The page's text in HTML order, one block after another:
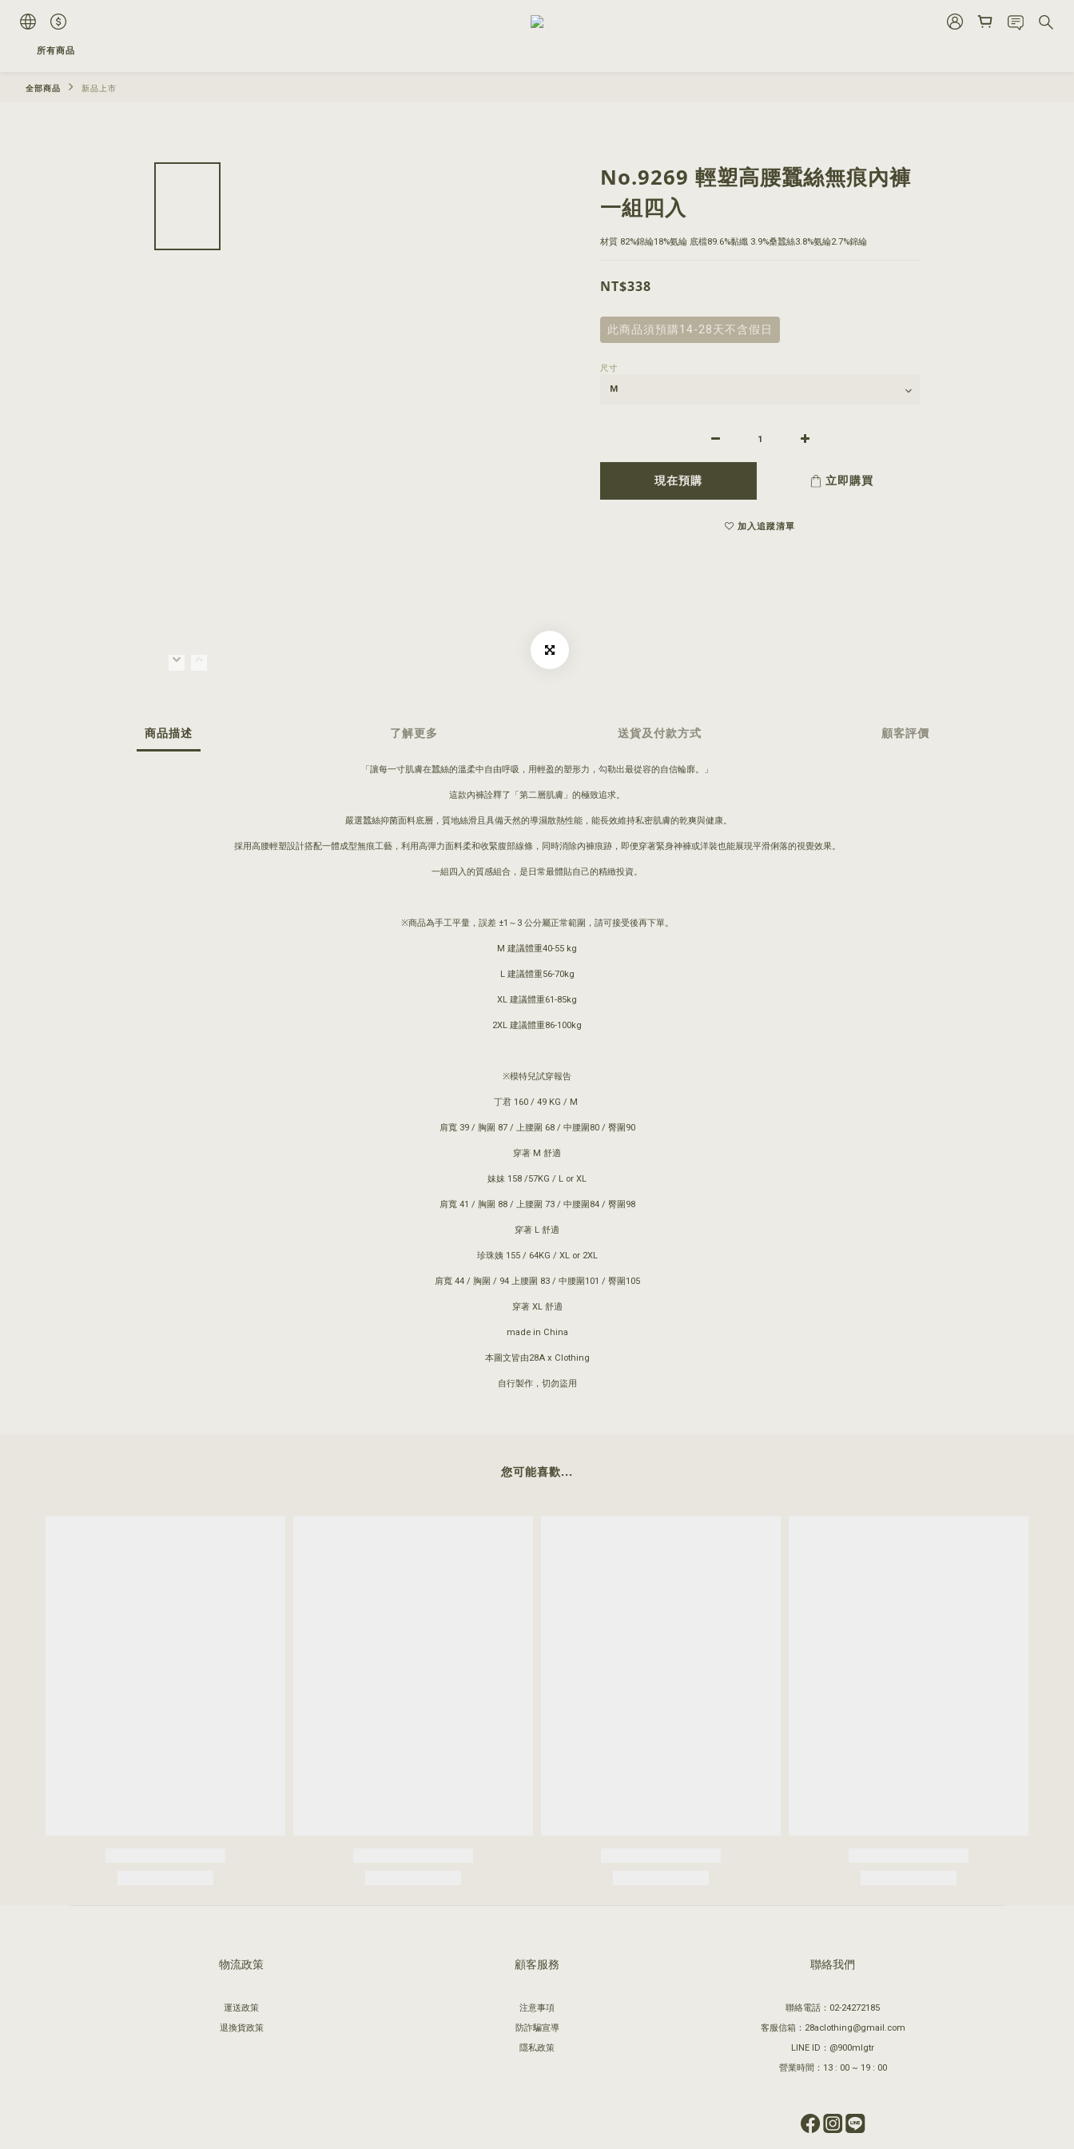
所有商品
全部商品 新品上市
No.9269 輕塑高腰蠶絲無痕內褲
一組四入
材質 82%錦綸18%氨綸 底檔89.6%黏纖 3.9%桑蠶絲3.8%氨綸2.7%錦綸
NT$338
此商品須預購14-28天不含假日
尺寸
現在預購 立即購買
加入追蹤清單
商品描述 了解更多 送貨及付款方式 顧客評價
「讓每一寸肌膚在蠶絲的溫柔中自由呼吸，用輕盈的塑形力，勾勒出最從容的自信輪廓。」
這款內褲詮釋了「第二層肌膚」的極致追求。
嚴選蠶絲抑菌面料底層，質地絲滑且具備天然的導濕散熱性能，能長效維持私密肌膚的乾爽與健康。
採用高腰輕塑設計搭配一體成型無痕工藝，利用高彈力面料柔和收緊腹部線條，同時消除內褲痕跡，即便穿著緊身神褲或洋裝也能展現平滑俐落的視覺效果。
一組四入的質感組合，是日常最體貼自己的精緻投資。
※商品為手工平量，誤差 ±1～3 公分屬正常範圍，請可接受後再下單。
M 建議體重40-55 kg
L 建議體重56-70kg
XL 建議體重61-85kg
2XL 建議體重86-100kg
※模特兒試穿報告
丁君 160 / 49 KG / M
肩寬 39 / 胸圍 87 / 上腰圍 68 / 中腰圍80 / 臀圍90
穿著 M 舒適
妹妹 158 /57KG / L or XL
肩寬 41 / 胸圍 88 / 上腰圍 73 / 中腰圍84 / 臀圍98
穿著 L 舒適
珍珠姨 155 / 64KG / XL or 2XL
肩寬 44 / 胸圍 / 94 上腰圍 83 / 中腰圍101 / 臀圍105
穿著 XL 舒適
made in China
本圖文皆由28A x Clothing
自行製作，切勿盜用
您可能喜歡...
物流政策
運送政策
退換貨政策
顧客服務
注意事項
防詐騙宣導
隱私政策
聯絡我們
聯絡電話：02-24272185
客服信箱：28aclothing@gmail.com
LINE ID：@900mlgtr
營業時間：13 : 00 ~ 19 : 00